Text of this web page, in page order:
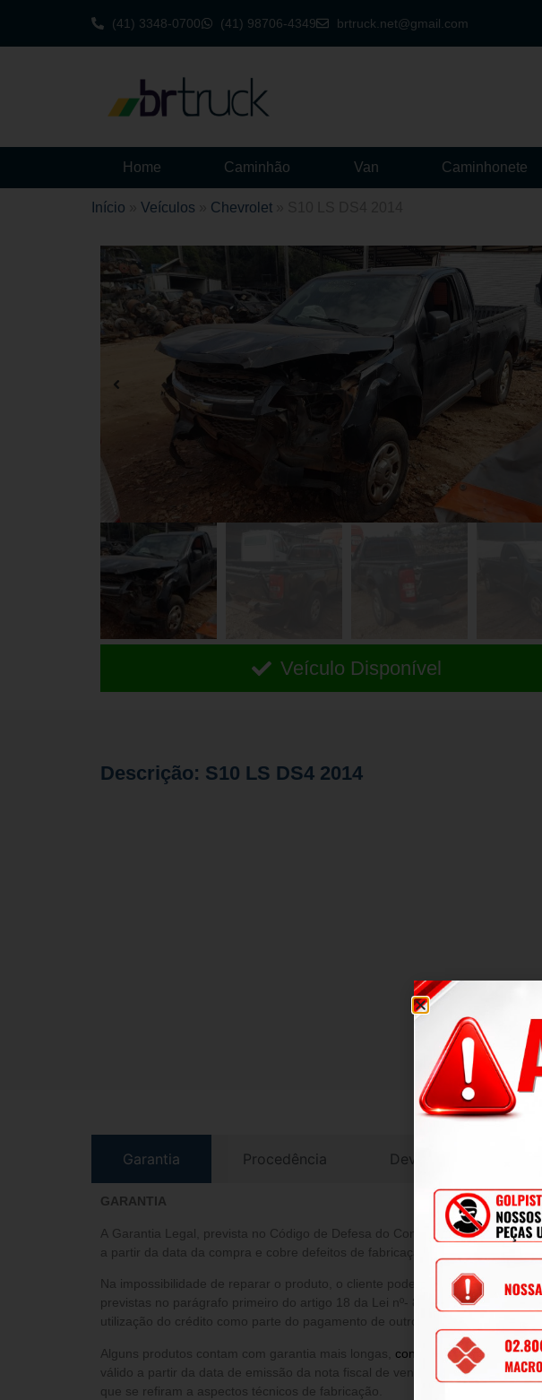
(41) 3348-0700 (41) 98706-4349 brtruck.net@gmail.com
Home Caminhão Van Caminhonete
Início Veículos Chevrolet
Veículo Disponível
Descrição: S10 LS DS4 2014
Garantia Procedência Devoluções
GARANTIA
A Garantia Legal, prevista no Código de Defesa do Consumidor, é de 90
a partir da data da compra e cobre defeitos de fabricação e vícios do produto
Na impossibilidade de reparar o produto, o cliente poderá escolher dentre as
previstas no parágrafo primeiro do artigo 18 da Lei nº- 8.078/1990, ou, ainda,
utilização do crédito como parte do pagamento de outro produto de valor
Alguns produtos contam com garantia mais longas, consulte nossos
válido a partir da data de emissão da nota fiscal de venda e cobre eventuais
que se refiram a aspectos técnicos de fabricação.